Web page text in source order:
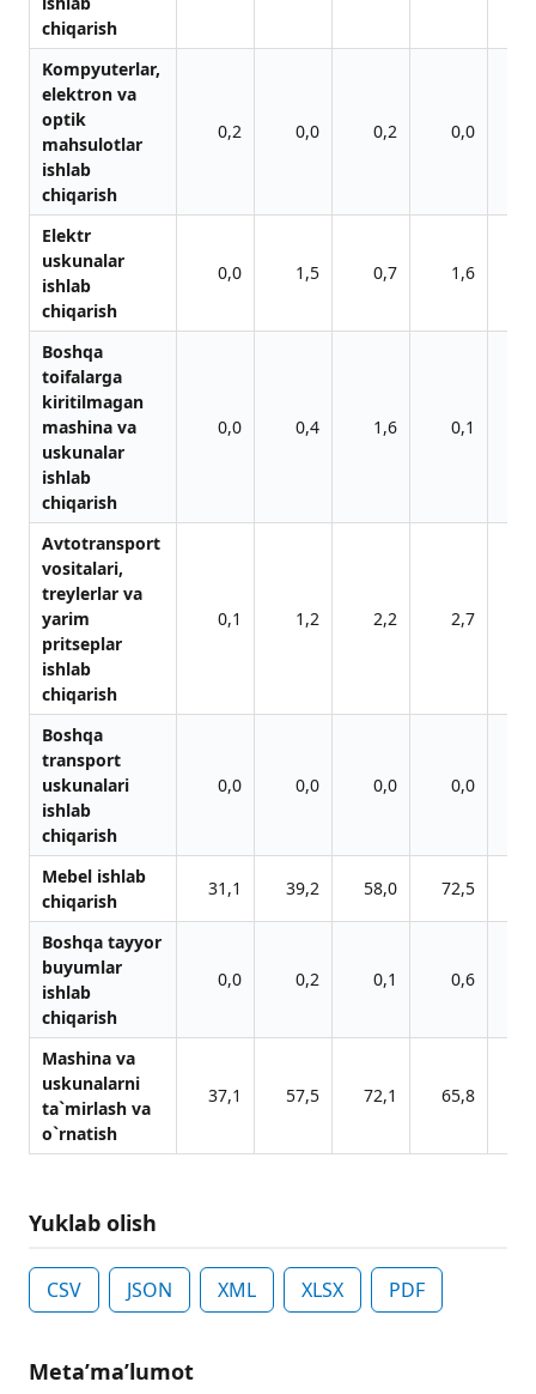
chiqarish
Kompyuterlar,
elektron va
optik
mahsulotlar
ishlab
chiqarish
0,2 0,0 0,2 0,0
Elektr
uskunalar
ishlab
chiqarish
0,0 1,5 0,7 1,6
Boshqa
toifalarga
kiritilmagan
mashina va
uskunalar
ishlab
chiqarish
0,0 0,4 1,6 0,1
Avtotransport
vositalari,
treylerlar va
yarim
pritseplar
ishlab
chiqarish
0,1 1,2 2,2 2,7
Boshqa
transport
uskunalari
ishlab
chiqarish
0,0 0,0 0,0 0,0
Mebel ishlab
chiqarish
31,1 39,2 58,0 72,5
Boshqa tayyor
buyumlar
ishlab
chiqarish
0,0 0,2 0,1 0,6
Mashina va
uskunalarni
ta`mirlash va
o`rnatish
37,1 57,5 72,1 65,8
Yuklab olish
CSV JSON XML XLSX PDF
Metaʼmaʼlumot